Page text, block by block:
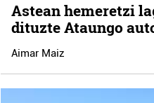
Astean hemeretzi
dituzte Ataungo
Aimar Maiz